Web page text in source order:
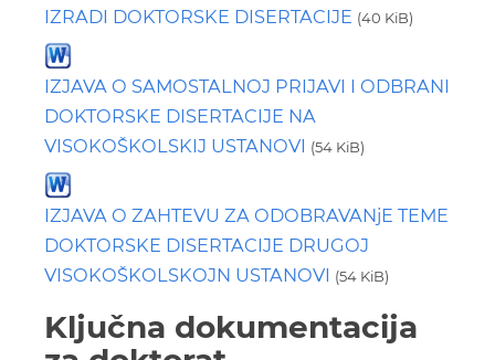
IZRADI DOKTORSKE DISERTACIJE (40 KiB)
IZJAVA O SAMOSTALNOJ PRIJAVI I ODBRANI
DOKTORSKE DISERTACIJE NA
VISOKOŠKOLSKIJ USTANOVI (54 KiB)
IZJAVA O ZAHTEVU ZA ODOBRAVANjE TEME
DOKTORSKE DISERTACIJE DRUGOJ
VISOKOŠKOLSKOJN USTANOVI (54 KiB)
Ključna dokumentacija